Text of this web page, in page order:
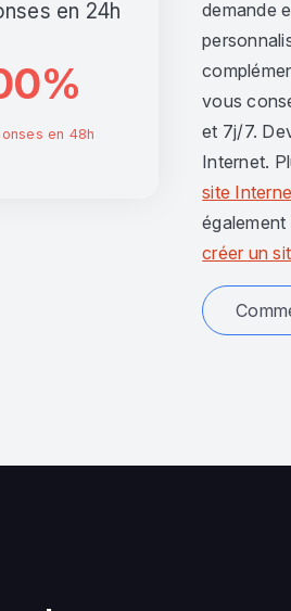
en 24h
en 48h
demande
vous
et 7j/7.
Internet.
site
créer un